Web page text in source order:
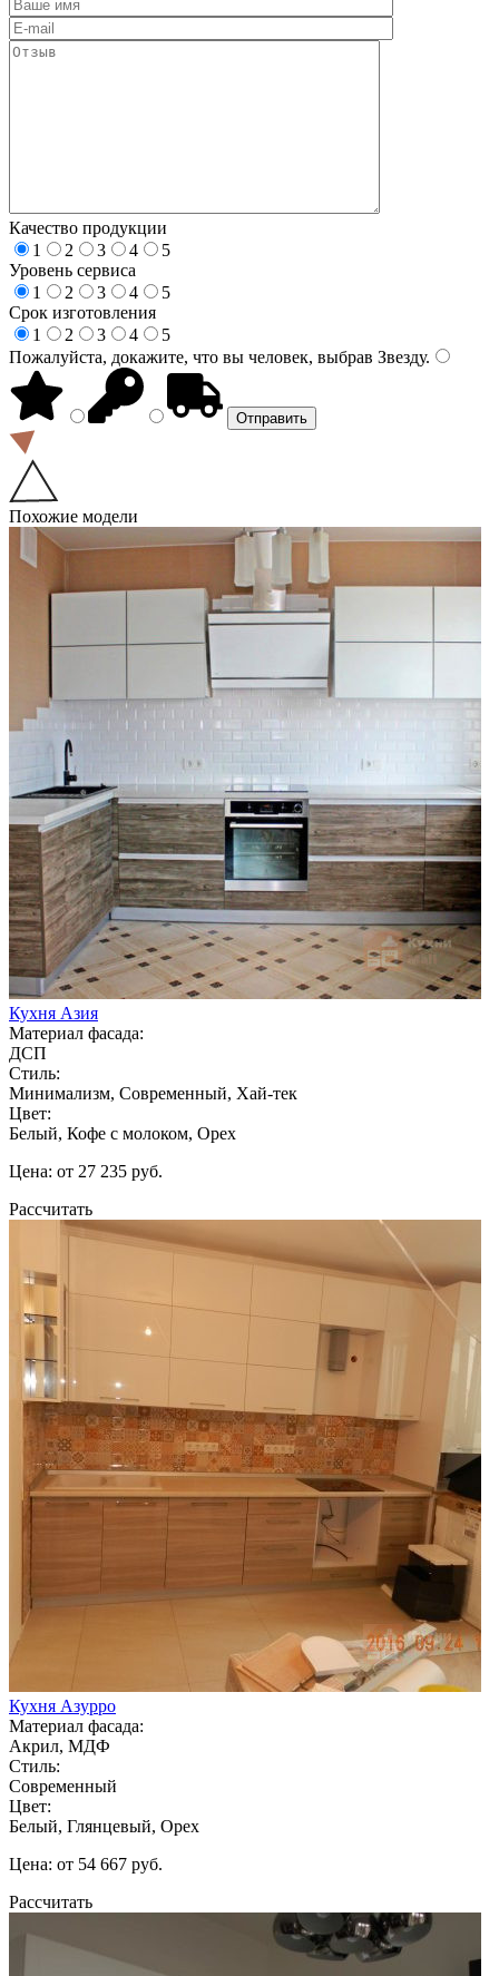
Качество продукции
1
2 3 4
5
Уровень сервиса
1
2 3 4
5
Срок изготовления
1
2 3 4
5
Пожалуйста, докажите, что вы человек, выбрав Звезду.
Похожие модели
Кухня Азия
Материал фасада:
ДСП
Стиль:
Минимализм, Современный, Хай-тек
Цвет:
Белый, Кофе с молоком, Орех
Цена: от 27 235 руб.
Рассчитать
Кухня Азурро
Материал фасада:
Акрил, МДФ
Стиль:
Современный
Цвет:
Белый, Глянцевый, Орех
Цена: от 54 667 руб.
Рассчитать